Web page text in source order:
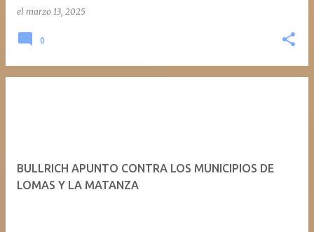
el marzo 13, 2025
0
BULLRICH APUNTO CONTRA LOS MUNICIPIOS DE
LOMAS Y LA MATANZA